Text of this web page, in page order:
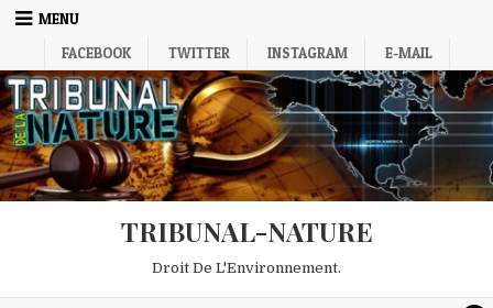
Skip
MENU
FACEBOOK
TWITTER INSTAGRAM E-MAIL
TRIBUNAL-NATURE
Droit De L'Environnement.